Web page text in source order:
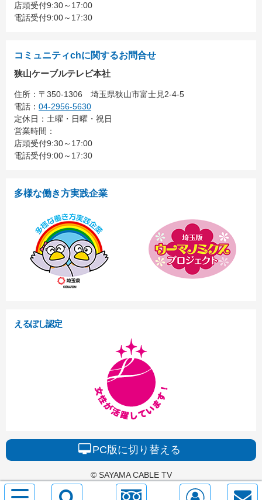
店頭受付9:30～17:00
電話受付9:00～17:30
コミュニティchに関するお問合せ
狭山ケーブルテレビ本社
住所： 〒350-1306 埼玉県狭山市富士見2-4-5
電話： 04-2956-5630
定休日：土曜・日曜・祝日
営業時間：
店頭受付9:30～17:00
電話受付9:00～17:30
多様な働き方実践企業
えるぼし認定
PC版に切り替える
© SAYAMA CABLE TV
サ